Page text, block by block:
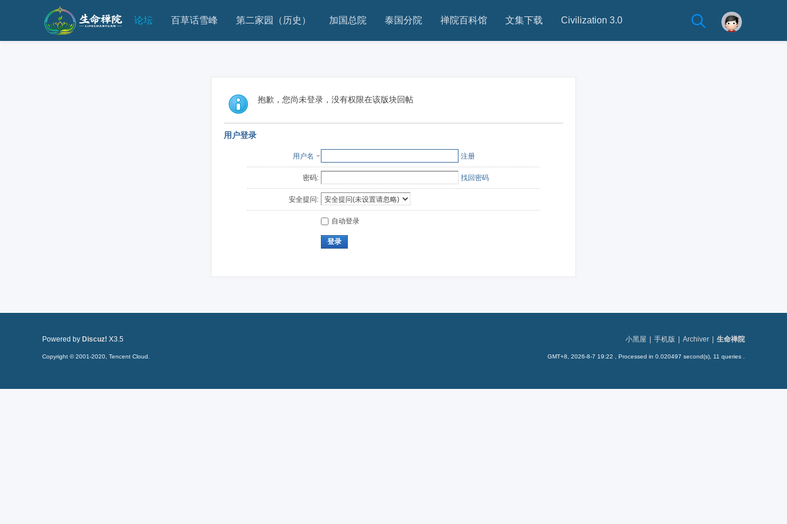
论坛 百草话雪峰 第二家园（历史） 加国总院 泰国分院 禅院百科馆 文集下载 Civilization 3.0
抱歉，您尚未登录，没有权限在该版块回帖
用户登录
用户名 注册
密码: 找回密码
安全提问:
自动登录
登录
小黑屋 手机版 Archiver 生命禅院
GMT+8, 2026-8-7 19:22 , Processed in 0.020497 second(s), 11 queries .
Powered by Discuz! X3.5
Copyright © 2001-2020, Tencent Cloud.